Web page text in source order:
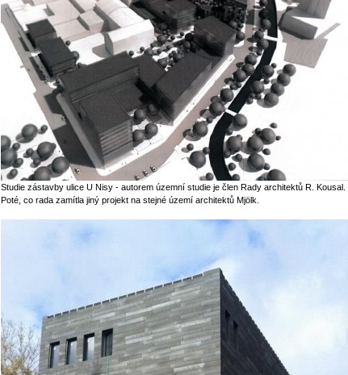
Studie zástavby ulice U Nisy - autorem územní studie je člen Rady architektů R. Kousal.
Poté, co rada zamítla jiný projekt na stejné území architektů Mjölk.